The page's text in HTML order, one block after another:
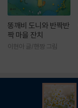
똥깨비 도니와 반짝반
짝 마을 잔치
이현아 글/핸짱 그림